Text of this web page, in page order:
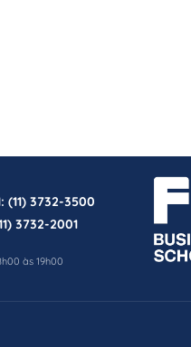
(11) 3732-3500
3732-2001
às 19h00